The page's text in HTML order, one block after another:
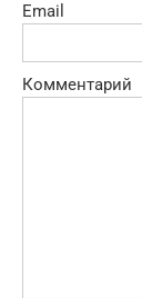
Email
Комментарий